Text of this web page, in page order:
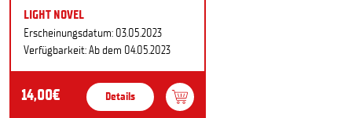
LIGHT NOVEL
Erscheinungsdatum: 03.05.2023
Verfügbarkeit: Ab dem 04.05.2023
14,00€ Details